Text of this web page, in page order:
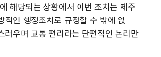
해당되는 상황에서 이번 조치는 제주
적인 행정조치로 규정할 수 밖에 없
우며 교통 편리라는 단편적인 논리만